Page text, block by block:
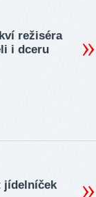
režiséra
i dceru
jídelníček